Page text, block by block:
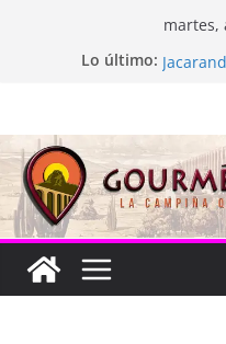
martes,
Lo último: La